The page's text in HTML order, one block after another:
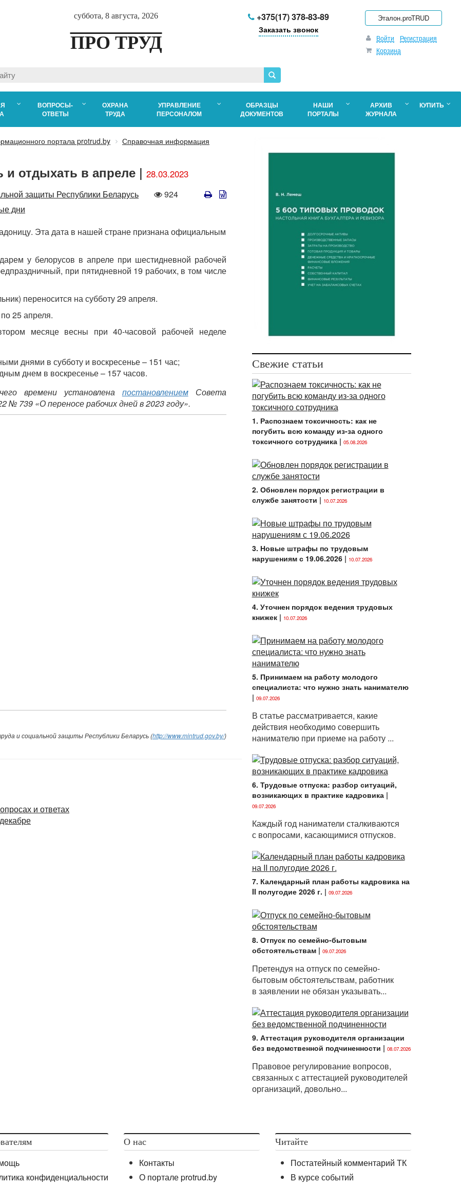
суббота, 8 августа, 2026
ПРО ТРУД
+375(17) 378-83-89
Заказать звонок
Эталон.proTRUD
Войти
Регистрация
Корзина
ВОПРОСЫ-
ОТВЕТЫ
ОХРАНА
ТРУДА
УПРАВЛЕНИЕ
ПЕРСОНАЛОМ
ОБРАЗЦЫ
ДОКУМЕНТОВ
НАШИ
ПОРТАЛЫ
АРХИВ
ЖУРНАЛА
КУПИТЬ
портала protrud.by
Справочная информация
и отдыхать в апреле | 28.03.2023
защиты Республики Беларусь
Количество
924
дни
Эта дата в нашей стране признана официальным
у белорусов в апреле при шестидневной рабочей
при пятидневной 19 рабочих, в том числе
переносится на субботу 29 апреля.
25 апреля.
месяце весны при 40-часовой рабочей неделе
днями в субботу и воскресенье – 151 час;
днем в воскресенье – 157 часов.
времени установлена постановлениемСовета
№ 739 «О переносе рабочих дней в 2023 году».
и социальной защиты Республики Беларусь (http://www.mintrud.gov.by/)
и ответах
Свежие статьи
1. Распознаем токсичность: как не
погубить всю команду из-за одного
токсичного сотрудника| 05.08.2026
2. Обновлен порядок регистрации в
службе занятости | 10.07.2026
3. Новые штрафы по трудовым
нарушениям с 19.06.2026| 10.07.2026
4. Уточнен порядок ведения трудовых
книжек| 10.07.2026
5. Принимаем на работу молодого
специалиста: что нужно знать нанимателю
| 09.07.2026
В статье рассматривается, какие
действия необходимо совершить
нанимателю при приеме на работу ...
6. Трудовые отпуска: разбор ситуаций,
возникающих в практике кадровика|
09.07.2026
Каждый год наниматели сталкиваются
с вопросами, касающимися отпусков.
7. Календарный план работы кадровика на
II полугодие 2026 г. | 09.07.2026
8. Отпуск по семейно-бытовым
обстоятельствам| 09.07.2026
Претендуя на отпуск по семейно-
бытовым обстоятельствам, работник
в заявлении не обязан указывать...
9. Аттестация руководителя организации
без ведомственной подчиненности | 08.07.2026
Правовое регулирование вопросов,
связанных с аттестацией руководителей
организаций, довольно...
конфиденциальности
О нас
Контакты
О портале protrud.by
Читайте
Постатейный комментарий ТК
В курсе событий